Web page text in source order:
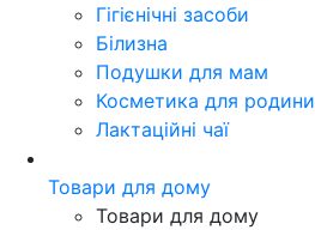
Гігієнічні засоби
Білизна
Подушки для мам
Косметика для родини
Лактаційні чаї
Товари для дому
Товари для дому